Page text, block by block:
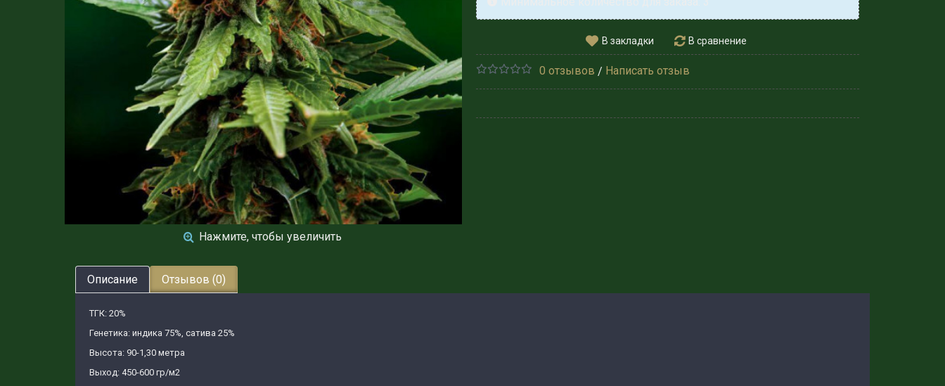
Нажмите, чтобы увеличить
В закладки В сравнение
0 отзывов / Написать отзыв
Описание Отзывов (0)
ТГК: 20%
Генетика: индика 75%, сатива 25%
Высота: 90-1,30 метра
Выход: 450-600 гр/м2